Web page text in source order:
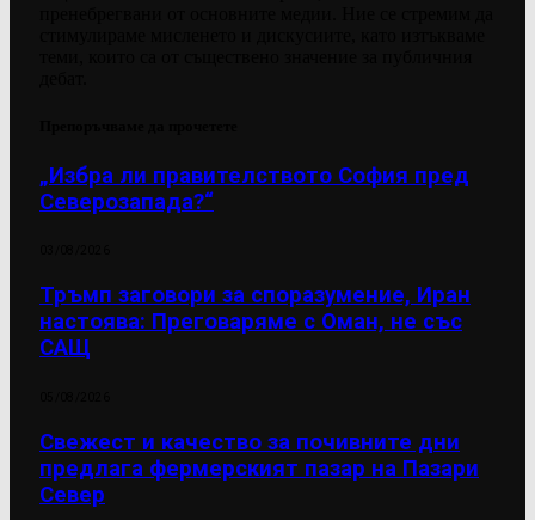
„Избра ли правителството София пред
Северозапада?“
Тръмп заговори за споразумение, Иран
настоява: Преговаряме с Оман, не със
САЩ
Свежест и качество за почивните дни
предлага фермерският пазар на Пазари
Север